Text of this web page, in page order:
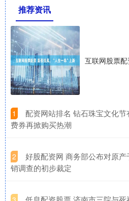
推荐资讯
互联网股票
1
配资网站排名 钻石珠宝文化
费券再掀购买热潮
2
好股配资网 商务部公布对原
销调查的初步裁定